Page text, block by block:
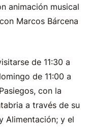
animación musical
Marcos Bárcena
de 11:30 a
de 11:00 a
con la
a través de su
Alimentación; y el